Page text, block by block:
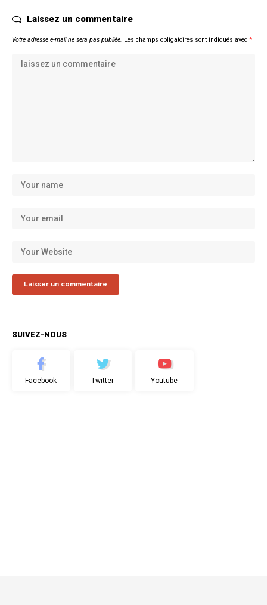
Laissez un commentaire
Votre adresse e-mail ne sera pas publiée. Les champs obligatoires sont indiqués avec *
SUIVEZ-NOUS
Facebook Twitter Youtube